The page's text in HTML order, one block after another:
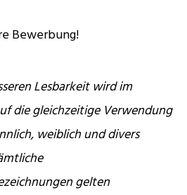
Bewerbung!
Lesbarkeit wird im
die gleichzeitige Verwendung
weiblich und divers
gelten